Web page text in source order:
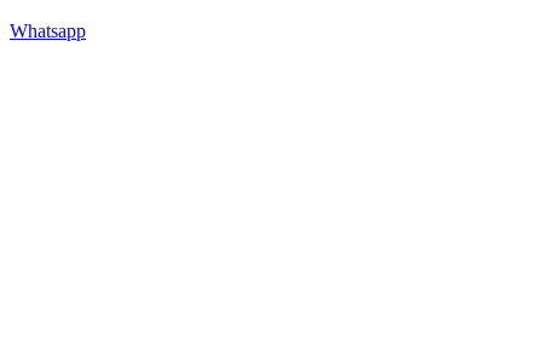
Whatsapp